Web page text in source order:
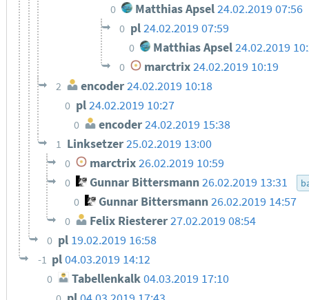
0 Matthias Apsel24.02.2019 07:56
0 pl24.02.2019 07:59
0 Matthias Apsel24.02.2019
0 marctrix24.02.2019 10:19
2 encoder24.02.2019 10:18
0 pl24.02.2019 10:27
0 encoder24.02.2019 15:38
1 Linksetzer25.02.2019 13:00
0 marctrix26.02.2019 10:59
0 Gunnar Bittersmann26.02.2019 13:31
0 Gunnar Bittersmann26.02.2019 14:57
0 Felix Riesterer27.02.2019 08:54
0 pl 19.02.2019 16:58
-1 pl04.03.2019 14:12
0 Tabellenkalk 04.03.2019 17:10